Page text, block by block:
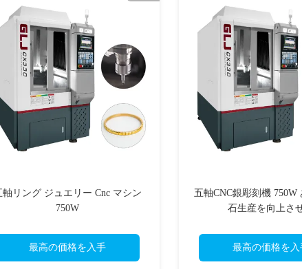
軸リング ジュエリー Cnc マシン
750W
最高の価格を入手
五軸CNC銀彫刻機 750W
石生産を向上さ
最高の価格を入